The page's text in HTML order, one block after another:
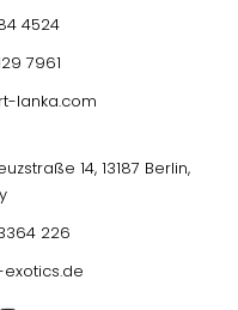
4524
7961
lanka.com
14, 13187 Berlin,
226